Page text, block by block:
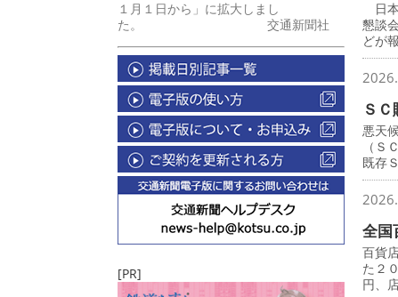
１月１日から」に拡大しまし
た。 交通新聞社
[PR]
日
懇談
どが
Ｓ
悪天
（
既存
全国
百貨
た２
円、